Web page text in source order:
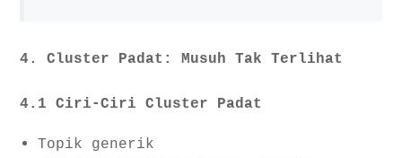
4. Cluster Padat: Musuh Tak Terlihat
4.1 Ciri-Ciri Cluster Padat
Topik generik